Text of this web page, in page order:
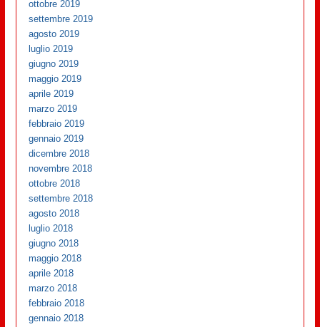
ottobre 2019
settembre 2019
agosto 2019
luglio 2019
giugno 2019
maggio 2019
aprile 2019
marzo 2019
febbraio 2019
gennaio 2019
dicembre 2018
novembre 2018
ottobre 2018
settembre 2018
agosto 2018
luglio 2018
giugno 2018
maggio 2018
aprile 2018
marzo 2018
febbraio 2018
gennaio 2018